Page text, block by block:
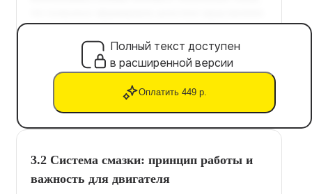
Полный текст доступен
в расширенной версии
Оплатить 449 р.
3.2 Система смазки: принцип работы и
важность для двигателя